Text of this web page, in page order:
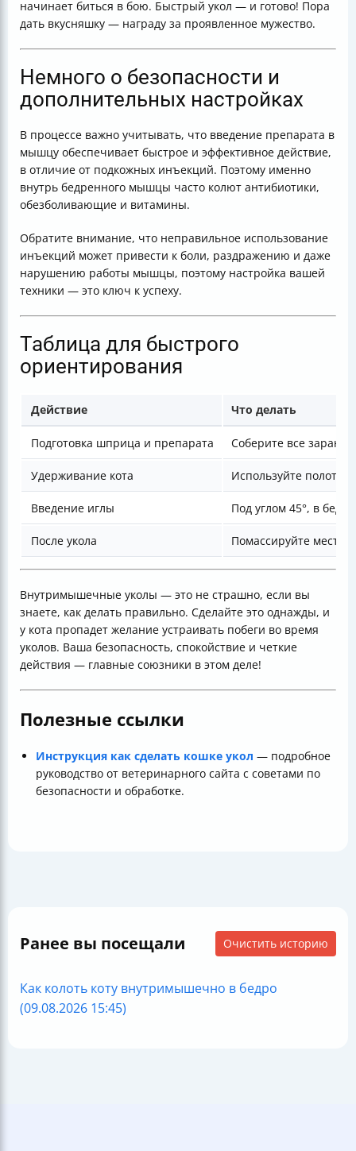
начинает биться в бою. Быстрый укол — и готово! Пора
дать вкусняшку — награду за проявленное мужество.
Немного о безопасности и
дополнительных настройках
В процессе важно учитывать, что введение препарата в
мышцу обеспечивает быстрое и эффективное действие,
в отличие от подкожных инъекций. Поэтому именно
внутрь бедренного мышцы часто колют антибиотики,
обезболивающие и витамины.
Обратите внимание, что неправильное использование
инъекций может привести к боли, раздражению и даже
нарушению работы мышцы, поэтому настройка вашей
техники — это ключ к успеху.
Таблица для быстрого
ориентирования
Действие Что делать
Подготовка шприца и препарата Соберите все заранее
Удерживание кота Используйте
Введение иглы Под углом 45°, в
После укола Помассируйте место
Внутримышечные уколы — это не страшно, если вы
знаете, как делать правильно. Сделайте это однажды, и
у кота пропадет желание устраивать побеги во время
уколов. Ваша безопасность, спокойствие и четкие
действия — главные союзники в этом деле!
Полезные ссылки
Инструкция как сделать кошке укол — подробное
руководство от ветеринарного сайта с советами по
безопасности и обработке.
Ранее вы посещали Очистить историю
Как колоть коту внутримышечно в бедро
(09.08.2026 15:45)